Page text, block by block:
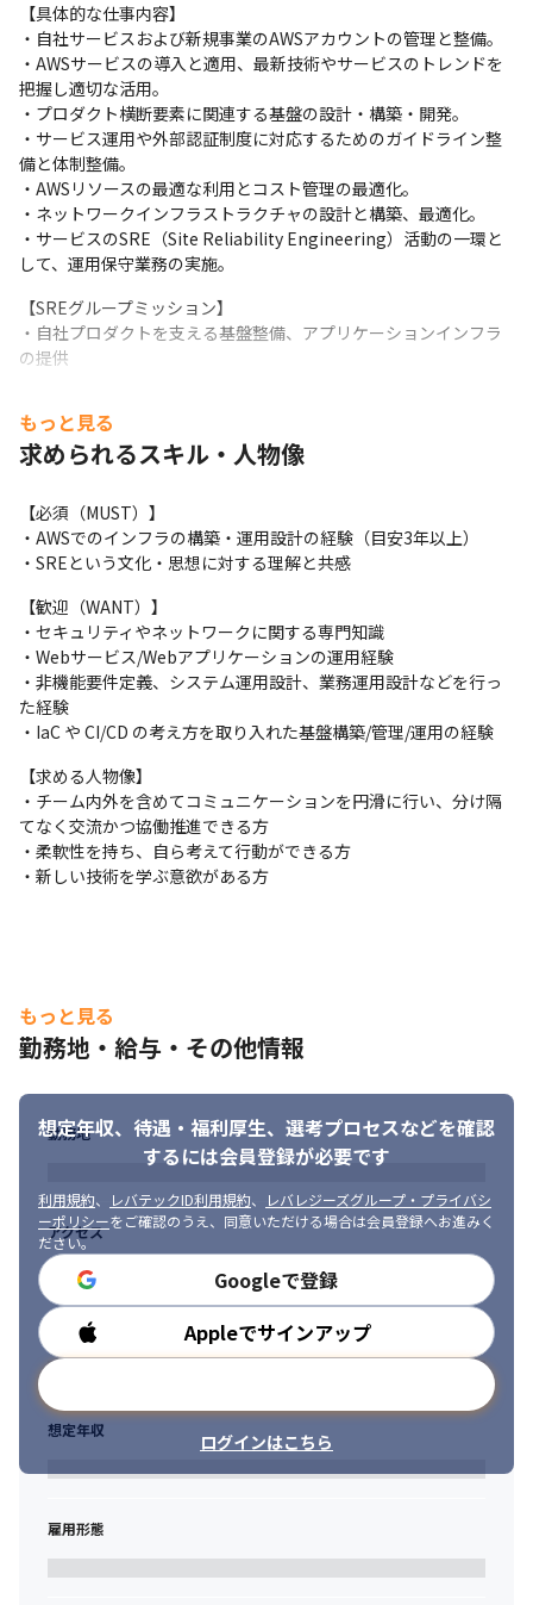
【具体的な仕事内容】
・自社サービスおよび新規事業のAWSアカウントの管理と整備。
・AWSサービスの導入と適用、最新技術やサービスのトレンドを
把握し適切な活用。
・プロダクト横断要素に関連する基盤の設計・構築・開発。
・サービス運用や外部認証制度に対応するためのガイドライン整
備と体制整備。
・AWSリソースの最適な利用とコスト管理の最適化。
・ネットワークインフラストラクチャの設計と構築、最適化。
・サービスのSRE（Site Reliability Engineering）活動の一環と
して、運用保守業務の実施。
【SREグループミッション】
・自社プロダクトを支える基盤整備、アプリケーションインフラ
の提供
SLA策定の支援、パフォーマンスモニタリング
②自動化の推進
③効率化の推進
システムのスケーリング対応、パフォーマンス効率化、付随す
るコスト管理
④教育とナレッジシェアリング
SRE技術の他部門展開
【業務環境】
インフラ：AWS、オンプレミス(一部)
AWSインフラ：ECS、EC2、ALB、NLB、RDS、CloudFront、
ElastiCache、EFS、S3、Lambda
Kinesis、Athena、IAMなど
データベース：MariaDB、MySQL、PostgreSQL、
ミドルウェア：Apache、nginx、php-fpmなど
プロビジョニング：CloudFormation、Ansible、Packer
コード管理：GitHub
デプロイ：GitHub Actions、CodeDeploy、CodePipeline
もっと見る
求められるスキル・人物像
【必須（MUST）】
・AWSでのインフラの構築・運用設計の経験（目安3年以上）
・SREという文化・思想に対する理解と共感
【歓迎（WANT）】
・セキュリティやネットワークに関する専門知識
・Webサービス/Webアプリケーションの運用経験
・非機能要件定義、システム運用設計、業務運用設計などを行っ
た経験
・IaC や CI/CD の考え方を取り入れた基盤構築/管理/運用の経験
【求める人物像】
・チーム内外を含めてコミュニケーションを円滑に行い、分け隔
てなく交流かつ協働推進できる方
・柔軟性を持ち、自ら考えて行動ができる方
・新しい技術を学ぶ意欲がある方
もっと見る
勤務地・給与・その他情報
想定年収、待遇・福利厚生、 選考プロセスなどを確認
するには会員登録が必要です
利用規約、 レバテックID利用規約、
レバレジーズグループ・プライバシ
ーポリシーをご確認のうえ、同意いただける場合は会員登録へお進みく
ださい。
Googleで登録
Appleでサインアップ
ログインはこちら
勤務地
アクセス
勤務時間
想定年収
雇用形態